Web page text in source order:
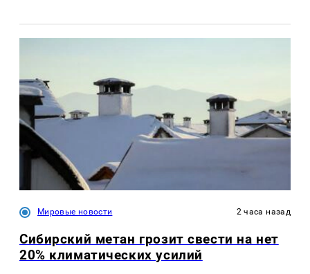
Мировые новости 2 часа назад
Сибирский метан грозит свести на нет
20% климатических усилий